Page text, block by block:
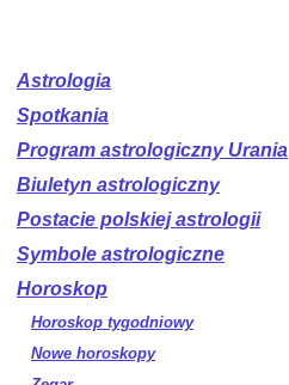
Astrologia
Spotkania
Program astrologiczny Urania
Biuletyn astrologiczny
Postacie polskiej astrologii
Symbole astrologiczne
Horoskop
Horoskop tygodniowy
Nowe horoskopy